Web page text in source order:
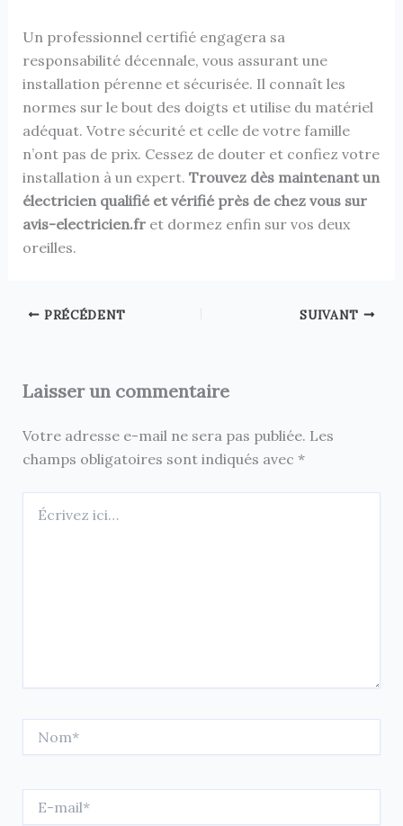
Un professionnel certifié engagera sa
responsabilité décennale, vous assurant une
installation pérenne et sécurisée. Il connaît les
normes sur le bout des doigts et utilise du matériel
adéquat. Votre sécurité et celle de votre famille
n’ont pas de prix. Cessez de douter et confiez votre
installation à un expert. Trouvez dès maintenant un
électricien qualifié et vérifié près de chez vous sur
avis-electricien.fret dormez enfin sur vos deux
oreilles.
PRÉCÉDENT SUIVANT
Laisser un commentaire
Votre adresse e-mail ne sera pas publiée. Les
champs obligatoires sont indiqués avec *
ici…
mail*